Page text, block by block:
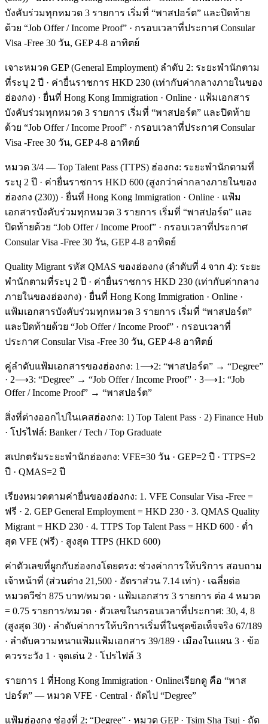
บังคับร่วมทุกหมวด 3 รายการ เริ่มที่ “พาสปอร์ต” และปิดท้าย
ด้วย “Job Offer / Income Proof” · กรอบเวลาที่ประกาศ Consular
Visa -Free 30 วัน, GEP 4-8 อาทิตย์
เจาะหมวด GEP (General Employment) ลำดับ 2: ระยะพำนักตาม
ที่ระบุ 2 ปี · ค่ายื่นราชการ HKD 230 (เท่ากับค่ากลางภายในของ
ฮ่องกง) · ยื่นที่ Hong Kong Immigration · Online · แฟ้มเอกสาร
บังคับร่วมทุกหมวด 3 รายการ เริ่มที่ “พาสปอร์ต” และปิดท้าย
ด้วย “Job Offer / Income Proof” · กรอบเวลาที่ประกาศ Consular
Visa -Free 30 วัน, GEP 4-8 อาทิตย์
หมวด 3/4 — Top Talent Pass (TTPS) ฮ่องกง: ระยะพำนักตามที่
ระบุ 2 ปี · ค่ายื่นราชการ HKD 600 (สูงกว่าค่ากลางภายในของ
ฮ่องกง (230)) · ยื่นที่ Hong Kong Immigration · Online · แฟ้ม
เอกสารบังคับร่วมทุกหมวด 3 รายการ เริ่มที่ “พาสปอร์ต” และ
ปิดท้ายด้วย “Job Offer / Income Proof” · กรอบเวลาที่ประกาศ
Consular Visa -Free 30 วัน, GEP 4-8 อาทิตย์
Quality Migrant รหัส QMAS ของฮ่องกง (ลำดับที่ 4 จาก 4): ระยะ
พำนักตามที่ระบุ 2 ปี · ค่ายื่นราชการ HKD 230 (เท่ากับค่ากลาง
ภายในของฮ่องกง) · ยื่นที่ Hong Kong Immigration · Online ·
แฟ้มเอกสารบังคับร่วมทุกหมวด 3 รายการ เริ่มที่ “พาสปอร์ต”
และปิดท้ายด้วย “Job Offer / Income Proof” · กรอบเวลาที่
ประกาศ Consular Visa -Free 30 วัน, GEP 4-8 อาทิตย์
คู่ลำดับแฟ้มเอกสารของฮ่องกง: 1⟶2: “พาสปอร์ต” → “Degree”
· 2⟶3: “Degree” → “Job Offer / Income Proof” · 3⟶1: “Job
Offer / Income Proof” → “พาสปอร์ต”
สิ่งที่ต่างออกไปในเคสฮ่องกง: 1) Top Talent Pass · 2) Finance Hub
· โปรไฟล์: Banker / Tech / Top Graduate
สเปกตรัมระยะพำนักฮ่องกง: VFE=30 วัน · GEP=2 ปี · TTPS=2
ปี · QMAS=2 ปี
เรียงหมวดตามค่ายื่นของฮ่องกง: 1. VFE Consular Visa -Free =
ฟรี · 2. GEP General Employment = HKD 230 · 3. QMAS Quality
Migrant = HKD 230 · 4. TTPS Top Talent Pass = HKD 600 · ต่ำ
สุด VFE (ฟรี) · สูงสุด TTPS (HKD 600)
ค่าตัวเลขที่ผูกกับฮ่องกงโดยตรง: ช่วงค่าการให้บริการ สอบถาม
เจ้าหน้าที่ (ส่วนต่าง 21,500 · อัตราส่วน 7.14 เท่า) · เฉลี่ยต่อ
หมวดวีซ่า 875 บาท/หมวด · แฟ้มเอกสาร 3 รายการ ต่อ 4 หมวด
= 0.75 รายการ/หมวด · ตัวเลขในกรอบเวลาที่ประกาศ: 30, 4, 8
(สูงสุด 30) · ลำดับค่าการให้บริการเริ่มที่ในชุดข้อเท็จจริง 67/189
· ลำดับความหนาแฟ้มแฟ้มเอกสาร 39/189 · เมืองในแผน 3 · ข้อ
ควรระวัง 1 · จุดเด่น 2 · โปรไฟล์ 3
รายการ 1 ที่Hong Kong Immigration · Onlineเรียกดู คือ “พาส
ปอร์ต” — หมวด VFE · Central · ถัดไป “Degree”
แฟ้มฮ่องกง ช่องที่ 2: “Degree” · หมวด GEP · Tsim Sha Tsui · ถัด